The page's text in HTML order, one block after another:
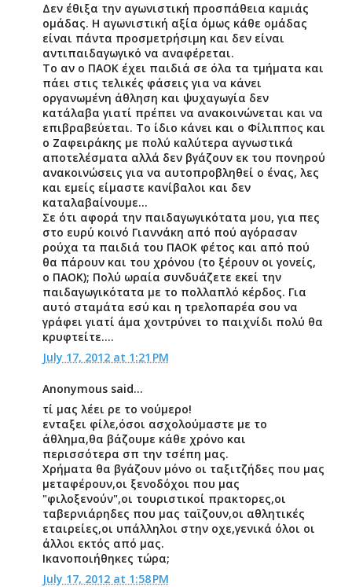
Δεν έθιξα την αγωνιστική προσπάθεια καμιάς
ομάδας. Η αγωνιστική αξία όμως κάθε ομάδας
είναι πάντα προσμετρήσιμη και δεν είναι
αντιπαιδαγωγικό να αναφέρεται.
Το αν ο ΠΑΟΚ έχει παιδιά σε όλα τα τμήματα και
πάει στις τελικές φάσεις για να κάνει
οργανωμένη άθληση και ψυχαγωγία δεν
κατάλαβα γιατί πρέπει να ανακοινώνεται και να
επιβραβεύεται. Το ίδιο κάνει και ο Φίλιππος και
ο Ζαφειράκης με πολύ καλύτερα αγνωστικά
αποτελέσματα αλλά δεν βγάζουν εκ του πονηρού
ανακοινώσεις για να αυτοπροβληθεί ο ένας, λες
και εμείς είμαστε κανίβαλοι και δεν
καταλαβαίνουμε…
Σε ότι αφορά την παιδαγωγικότατα μου, για πες
στο ευρύ κοινό Γιαννάκη από πού αγόρασαν
ρούχα τα παιδιά του ΠΑΟΚ φέτος και από πού
θα πάρουν και του χρόνου (το ξέρουν οι γονείς,
ο ΠΑΟΚ); Πολύ ωραία συνδυάζετε εκεί την
παιδαγωγικότατα με το πολλαπλό κέρδος. Για
αυτό σταμάτα εσύ και η τρελοπαρέα σου να
γράφει γιατί άμα χοντρύνει το παιχνίδι πολύ θα
κρυφτείτε….
July 17, 2012 at 1:21 PM
Anonymous said...
τί μας λέει ρε το νούμερο!
ενταξει φίλε,όσοι ασχολούμαστε με το
άθλημα,θα βάζουμε κάθε χρόνο και
περισσότερα σπ την τσέπη μας.
Χρήματα θα βγάζουν μόνο οι ταξιτζήδες που μας
μεταφέρουν,οι ξενοδόχοι που μας
"φιλοξενούν",οι τουριστικοί πρακτορες,οι
ταβερνιάρηδες που μας ταϊζουν,οι αθλητικές
εταιρείες,οι υπάλληλοι στην οχε,γενικά όλοι οι
άλλοι εκτός από μας.
Ικανοποιήθηκες τώρα;
July 17, 2012 at 1:58 PM